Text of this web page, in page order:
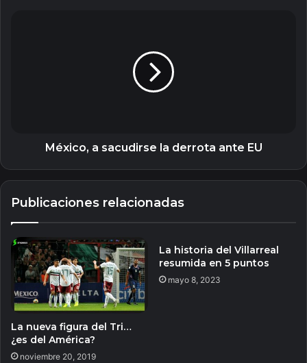
México, a sacudirse la derrota ante EU
Publicaciones relacionadas
La nueva figura del Tri…
¿es del América?
noviembre 20, 2019
La historia del Villarreal
resumida en 5 puntos
mayo 8, 2023